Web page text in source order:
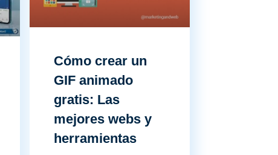
Cómo crear un
GIF animado
gratis: Las
mejores webs y
herramientas